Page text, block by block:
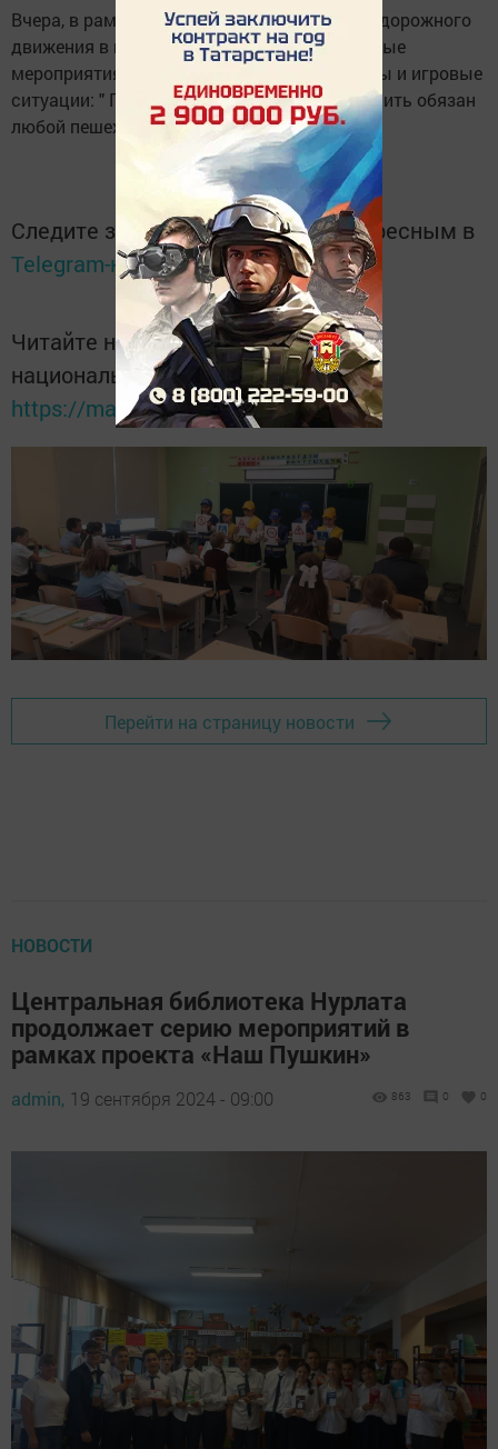
Вчера, в рамках Единого дня безопасности дорожного
движения в школах района прошли различные
мероприятия. С детьми проводились беседы и игровые
ситуации: " Где должны играть дети ", "Помнить обязан
любой пешеход".
Следите за самым важным и интересным в
Telegram-каналеТатмедиа
Читайте новости Татарстана в
национальном мессенджере MАХ:
https://max.ru/tatmedia
Перейти на страницу новости
НОВОСТИ
Центральная библиотека Нурлата
продолжает серию мероприятий в
рамках проекта «Наш Пушкин»
admin, 19 сентября 2024 - 09:00 863 0 0